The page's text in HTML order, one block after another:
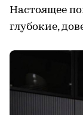
Настоящее
глубокие,